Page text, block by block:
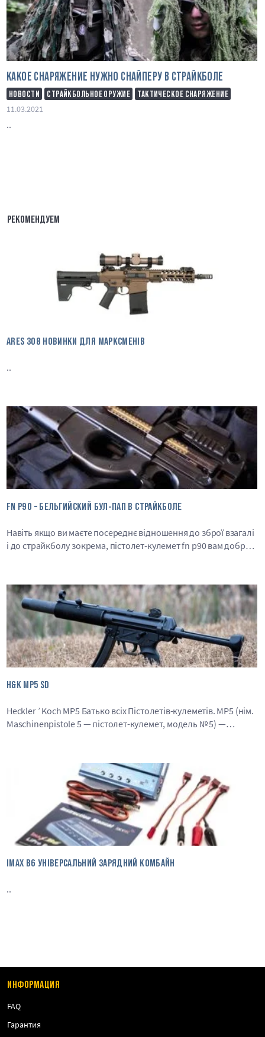
КАКОЕ СНАРЯЖЕНИЕ НУЖНО СНАЙПЕРУ В СТРАЙКБОЛЕ
НОВОСТИ СТРАЙКБОЛЬНОЕ ОРУЖИЕ ТАКТИЧЕСКОЕ СНАРЯЖЕНИЕ
11.03.2021
..
РЕКОМЕНДУЕМ
ARES 308 НОВИНКИ ДЛЯ МАРКСМЕНІВ
..
FN P90 – БЕЛЬГИЙСКИЙ БУЛ-ПАП В СТРАЙКБОЛЕ
Навіть якщо ви маєте посереднє відношення до зброї взагалі
і до страйкболу зокрема, пістолет-кулемет fn p90 вам добре
H&K MP5 SD
Heckler ’ Koch MP5 Батько всіх Пістолетів-кулеметів. MP5 (нім.
Maschinenpistole 5 — пістолет-кулемет, модель № 5) —
IMAX B6 УНІВЕРСАЛЬНИЙ ЗАРЯДНИЙ КОМБАЙН
..
ИНФОРМАЦИЯ
FAQ
Гарантия